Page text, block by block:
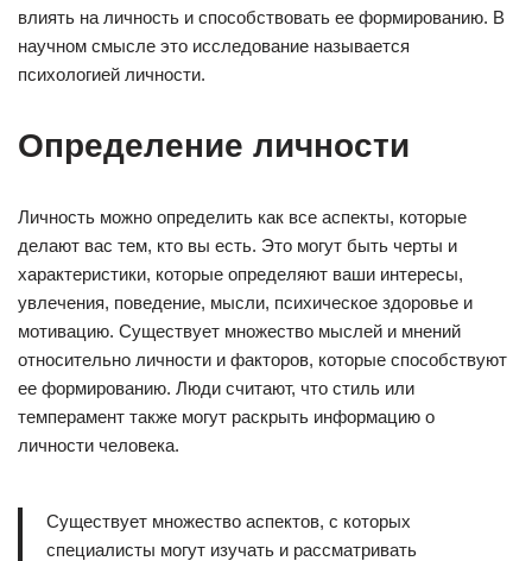
влиять на личность и способствовать ее формированию. В
научном смысле это исследование называется
психологией личности.
Определение личности
Личность можно определить как все аспекты, которые
делают вас тем, кто вы есть. Это могут быть черты и
характеристики, которые определяют ваши интересы,
увлечения, поведение, мысли, психическое здоровье и
мотивацию. Существует множество мыслей и мнений
относительно личности и факторов, которые способствуют
ее формированию. Люди считают, что стиль или
темперамент также могут раскрыть информацию о
личности человека.
Существует множество аспектов, с которых
специалисты могут изучать и рассматривать